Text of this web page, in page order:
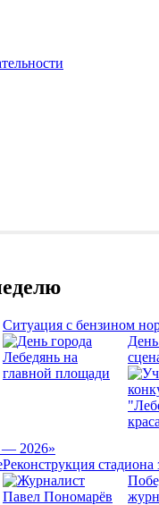
Ситуация с бензином
— 2026»
Реконструкция стадиона